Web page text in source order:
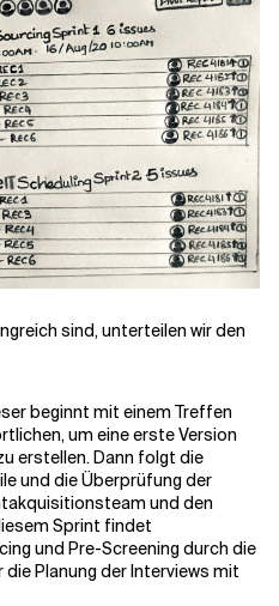
sind, unterteilen wir den
beginnt mit einem Treffen
um eine erste Version
erstellen. Dann folgt die
und die Überprüfung der
und den
Sprint findet
und Pre-Screening durch die
Planung der Interviews mit